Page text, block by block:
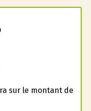
sur le montant de